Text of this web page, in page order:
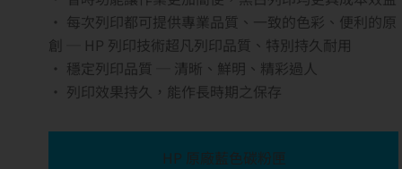
‧ 每次列印都可提供專業品質、一致的色彩、便利的原
創 ─ HP 列印技術超凡列印品質、特別持久耐用
‧ 穩定列印品質 ─ 清晰、鮮明、精彩過人
‧ 列印效果持久，能作長時期之保存
HP 原廠藍色碳粉匣